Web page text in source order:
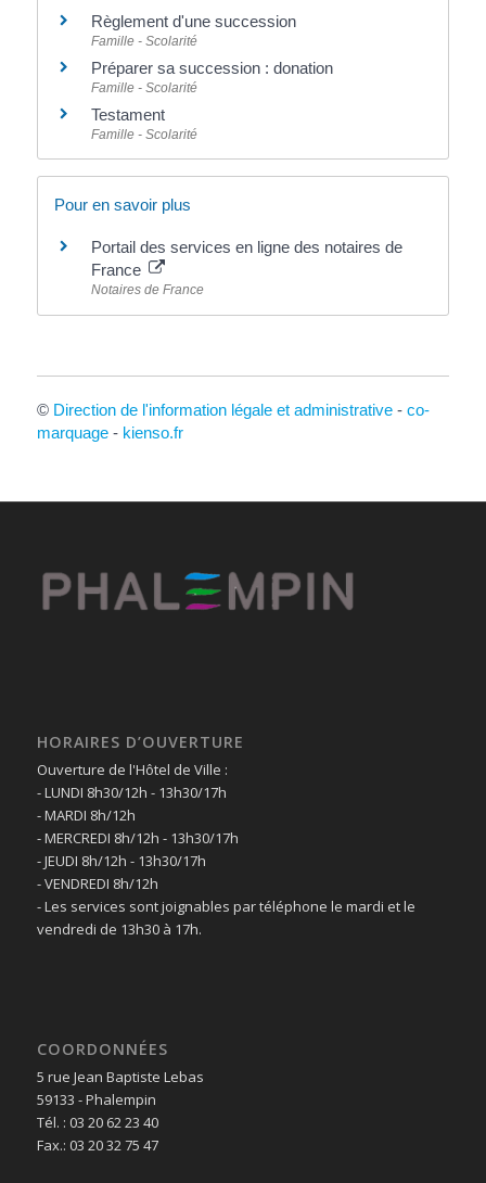
Règlement d'une succession
Famille - Scolarité
Préparer sa succession : donation
Famille - Scolarité
Testament
Famille - Scolarité
Pour en savoir plus
Portail des services en ligne des notaires de
France
Notaires de France
© Direction de l'information légale et administrative- co-
marquage- kienso.fr
HORAIRES D’OUVERTURE
Ouverture de l'Hôtel de Ville :
- LUNDI 8h30/12h - 13h30/17h
- MARDI 8h/12h
- MERCREDI 8h/12h - 13h30/17h
- JEUDI 8h/12h - 13h30/17h
- VENDREDI 8h/12h
- Les services sont joignables par téléphone le mardi et le
vendredi de 13h30 à 17h.
COORDONNÉES
5 rue Jean Baptiste Lebas
59133 - Phalempin
Tél. : 03 20 62 23 40
Fax.: 03 20 32 75 47